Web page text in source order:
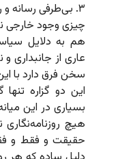
۳. بی‌طرفی رسانه
چیزی وجود خارجی
هم به دلایل
عاری از
سخن فرق دارد با
این دو گزاره
بسیاری در این
هیچ
حقیقت و فقط و